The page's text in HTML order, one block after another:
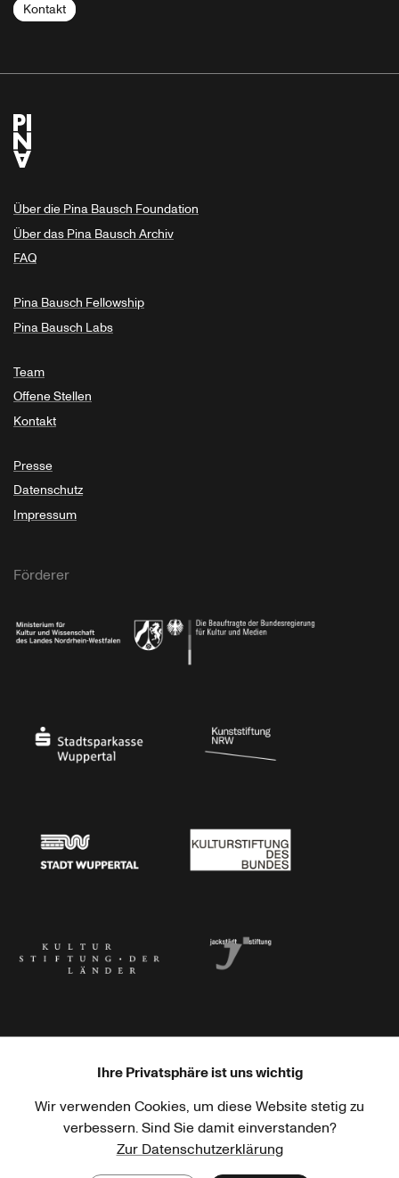
Kontakt
Über die Pina Bausch Foundation
Über das Pina Bausch Archiv
FAQ
Pina Bausch Fellowship
Pina Bausch Labs
Team
Offene Stellen
Kontakt
Presse
Datenschutz
Impressum
Förderer
Haus der Kulturen der Welt Goethe-Institut
Ihre Privatsphäre ist uns wichtig
Wir verwenden Cookies, um diese Website stetig zu
verbessern. Sind Sie damit einverstanden?
Zur Datenschutzerklärung